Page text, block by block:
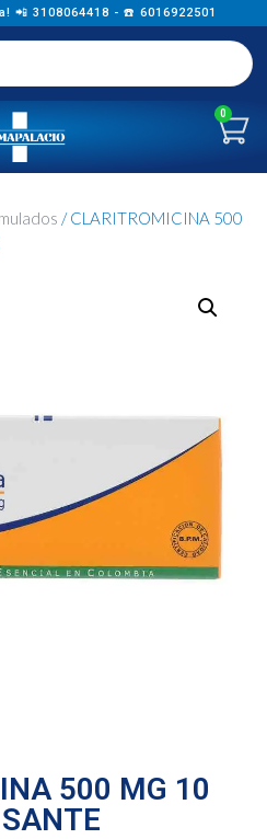
📲 3108064418 - ☎️ 6016922501
0
/ CLARITROMICINA 500
500 MG 10